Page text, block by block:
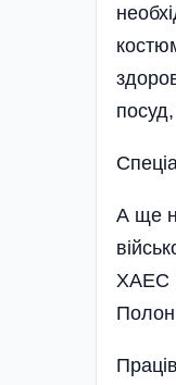
А ще
ХАЕС